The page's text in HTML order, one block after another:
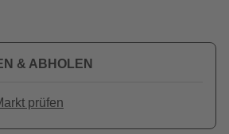
& ABHOLEN
prüfen